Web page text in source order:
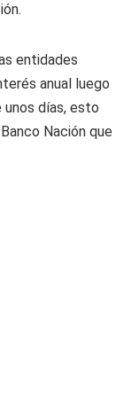
entidades
anual luego
unos días, esto
Nación que